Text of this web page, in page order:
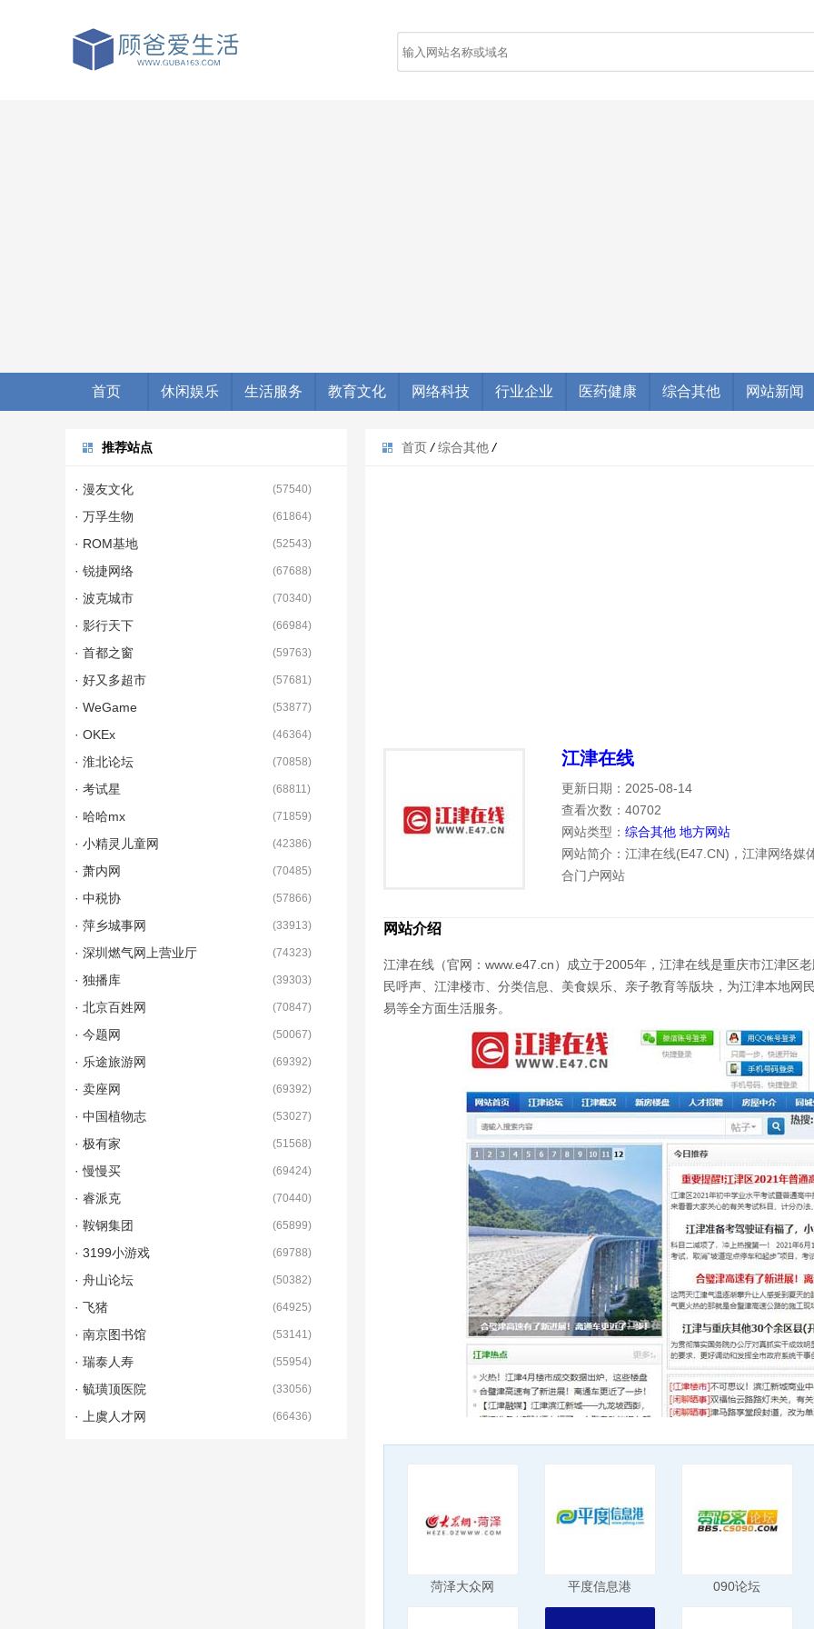
首页 休闲娱乐 生活服务 教育文化 网络科技 行业企业 医药健康 综合其他 网站新闻
首页 / 综合其他 /
江津在线
更新日期：2025-08-14
查看次数：40702
网站类型： 综合其他 地方网站
网站简介：江津在线(E47.CN)，江津网络媒
合门户网站
网站介绍
江津在线（官网：www.e47.cn）成立于2005年，江津在线是重庆市江津区
民呼声、江津楼市、分类信息、美食娱乐、亲子教育等版块，为江津本地
易等全方面生活服务。
菏泽大众网 平度信息港 090论坛
推荐站点
· 漫友文化 (57540)
· 万孚生物 (61864)
· ROM基地 (52543)
· 锐捷网络 (67688)
· 波克城市 (70340)
· 影行天下 (66984)
· 首都之窗 (59763)
· 好又多超市 (57681)
· WeGame (53877)
· OKEx (46364)
· 淮北论坛 (70858)
· 考试星 (68811)
· 哈哈mx (71859)
· 小精灵儿童网 (42386)
· 萧内网 (70485)
· 中税协 (57866)
· 萍乡城事网 (33913)
· 深圳燃气网上营业厅 (74323)
· 独播库 (39303)
· 北京百姓网 (70847)
· 今题网 (50067)
· 乐途旅游网 (69392)
· 卖座网 (69392)
· 中国植物志 (53027)
· 极有家 (51568)
· 慢慢买 (69424)
· 睿派克 (70440)
· 鞍钢集团 (65899)
· 3199小游戏 (69788)
· 舟山论坛 (50382)
· 飞猪 (64925)
· 南京图书馆 (53141)
· 瑞泰人寿 (55954)
· 毓璜顶医院 (33056)
· 上虞人才网 (66436)